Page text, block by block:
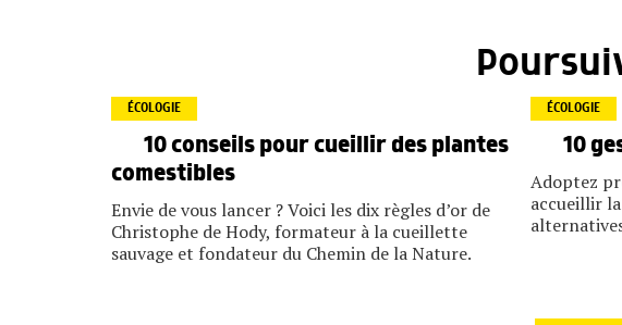
ÉCOLOGIE
10 conseils pour cueillir des plantes
comestibles
Envie de vous lancer ? Voici les dix règles d’or de
Christophe de Hody, formateur à la cueillette
sauvage et fondateur du Chemin de la Nature.
ÉCOLOGIE
10
Adoptez
accueillir